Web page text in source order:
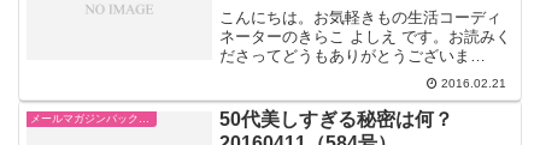
こんにちは。お気軽きもの生活コーディ
ネーターのきらこ よしえ です。お読みく
ださってどうもありがとうございま
す！・:.。:*:・'゜☆♪芸能生活50年を超え
てますます充実した毎日を過ごされて、
いきいきと活躍されている山本陽子さ
ん。その輝き続...
2016.02.21
50代美しすぎる秘密は何？